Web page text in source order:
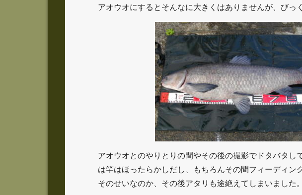
アオウオにするとそんなに大きくはありませんが、びっ
アオウオとのやりとりの間やその後の撮影でドタバタし
は竿はほったらかしだし、もちろんその間フィーディン
そのせいなのか、その後アタリも途絶えてしまいました。